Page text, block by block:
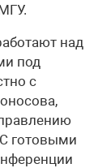
над
под
с
готовыми